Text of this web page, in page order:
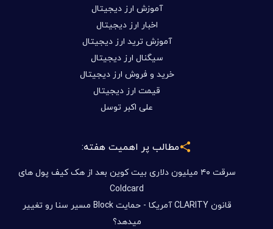
آموزش ارز دیجیتال
اخبار ارز دیجیتال
آموزش ترید ارز دیجیتال
سیگنال ارز دیجیتال
خرید و فروش ارز دیجیتال
قیمت ارز دیجیتال
علی اکبر توسل
مطالب پر اهمیت هفته:
سرقت ۴۰ میلیون دلاری بیت کوین بعد از هک کیف پول های
Coldcard
قانون CLARITY آمریکا - حمایت Block مسیر سنا رو تغییر
میدهد؟